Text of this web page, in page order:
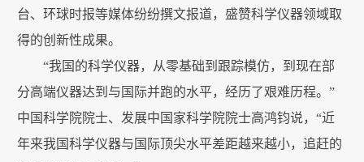
台、环球时报等媒体纷纷撰文报道，盛赞科学仪器领域取
得的创新性成果。
“我国的科学仪器，从零基础到跟踪模仿，到现在部
分高端仪器达到与国际并跑的水平，经历了艰难历程。”
中国科学院院士、发展中国家科学院院士高鸿钧说，“近
年来我国科学仪器与国际顶尖水平差距越来越小，追赶的